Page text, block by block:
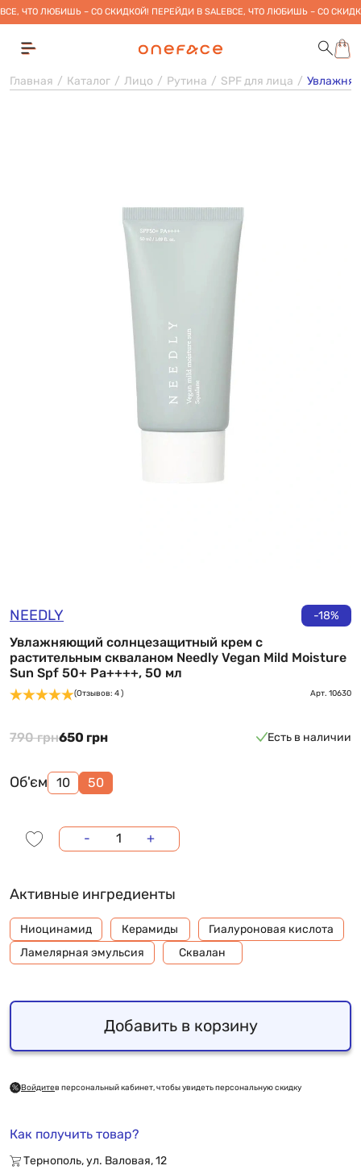
ВСЕ, ЧТО ЛЮБИШЬ – СО СКИДКОЙ! ПЕРЕЙДИ В SALEВСЕ, ЧТО ЛЮБИШЬ – СО
Главная Каталог Лицо Рутина SPF для лица
NEEDLY -18%
Увлажняющий солнцезащитный крем с
растительным скваланом Needly Vegan Mild Moisture
Sun Spf 50+ Pa++++, 50 мл
(Отзывов: 4 ) Арт. 10630
790 грн650 грн Есть в наличии
Об'єм 10 50
- +
Активные ингредиенты
Ниоцинамид Керамиды
Гиалуроновая кислота
Ламелярная эмульсия
Сквалан
Добавить в корзину
Войдитев персональный кабинет, чтобы увидеть персональную скидку
Как получить товар?
Тернополь, ул. Валовая, 12